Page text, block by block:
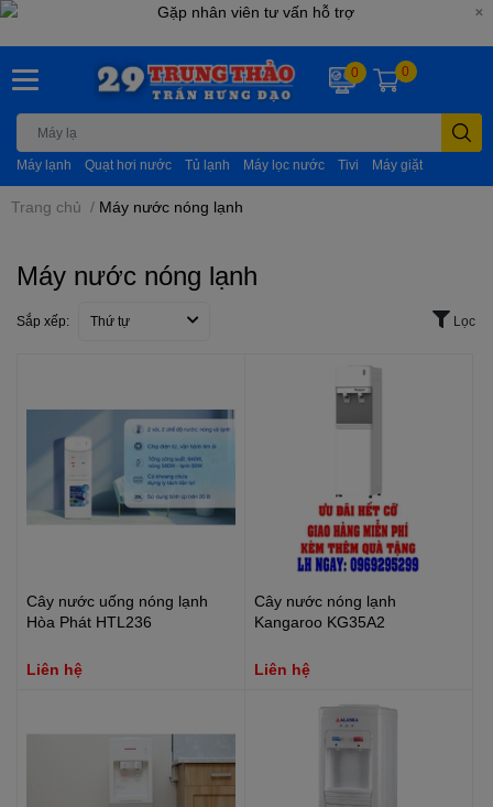
Máy lạnh Quạt hơi nước Tủ lạnh Máy lọc nước Tivi Máy giặt
0 0
Trang chủ / Máy nước nóng lạnh
Máy nước nóng lạnh
Sắp xếp: Thứ tự Lọc
Cây nước uống nóng lạnh
Hòa Phát HTL236
Liên hệ
Cây nước nóng lạnh
Kangaroo KG35A2
Liên hệ